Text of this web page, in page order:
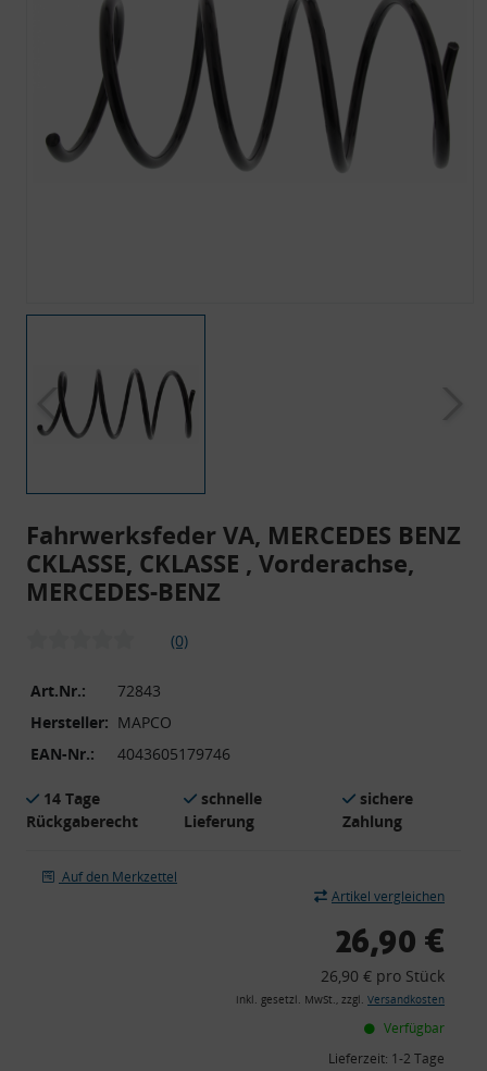
Fahrwerksfeder VA, MERCEDES BENZ
CKLASSE, CKLASSE , Vorderachse,
MERCEDES-BENZ
(0)
Art.Nr.:
72843
Hersteller: MAPCO
EAN-Nr.:
4043605179746
14 Tage
Rückgaberecht
schnelle
Lieferung
sichere
Zahlung
Auf den Merkzettel
Artikel vergleichen
26,90 €
26,90 € pro Stück
inkl. gesetzl. MwSt., zzgl. Versandkosten
Verfügbar
Lieferzeit: 1-2 Tage